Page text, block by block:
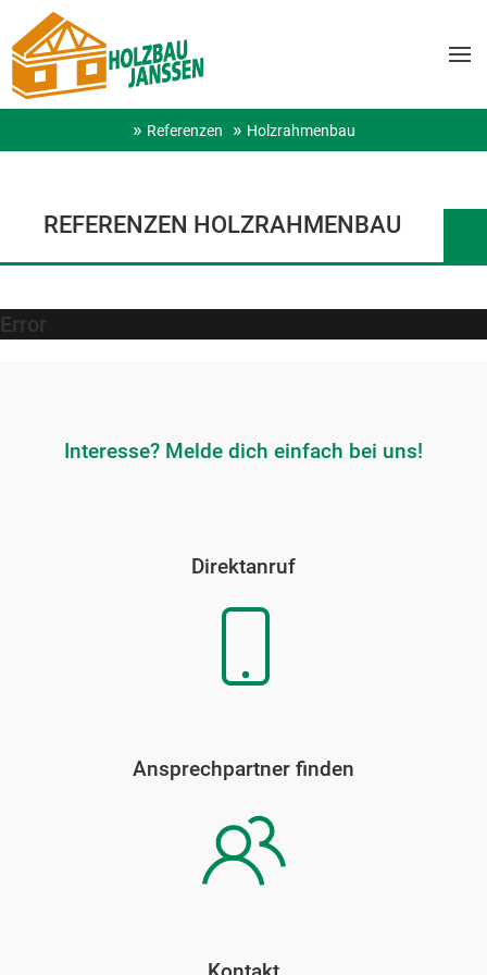
Referenzen Holzrahmenbau
REFERENZEN HOLZRAHMENBAU
Error
Interesse? Melde dich einfach bei uns!
Direktanruf
Ansprechpartner finden